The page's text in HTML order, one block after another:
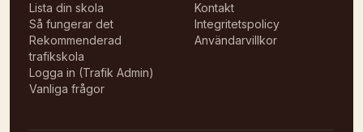
Lista din skola
Så fungerar det
Rekommenderad
trafikskola
Logga in (Trafik Admin)
Vanliga frågor
Kontakt
Integritetspolicy
Användarvillkor